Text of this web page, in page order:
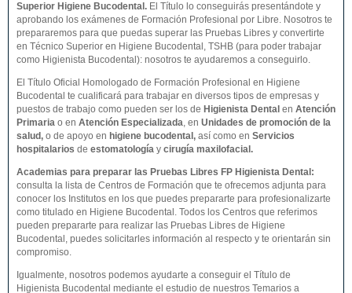
Superior Higiene Bucodental . El Título lo conseguirás presentándote y
aprobando los exámenes de Formación Profesional por Libre. Nosotros te
prepararemos para que puedas superar las Pruebas Libres y convertirte
en Técnico Superior en Higiene Bucodental, TSHB (para poder trabajar
como Higienista Bucodental): nosotros te ayudaremos a conseguirlo.
El Título Oficial Homologado de Formación Profesional en Higiene
Bucodental te cualificará para trabajar en diversos tipos de empresas y
puestos de trabajo como pueden ser los de Higienista Dental en Atención
Primaria o en Atención Especializada, en Unidades de promoción de la
salud, o de apoyo en higiene bucodental, así como en Servicios
hospitalarios de estomatología y cirugía maxilofacial.
Academias para preparar las Pruebas Libres FP Higienista Dental:
consulta la lista de Centros de Formación que te ofrecemos adjunta para
conocer los Institutos en los que puedes prepararte para profesionalizarte
como titulado en Higiene Bucodental. Todos los Centros que referimos
pueden prepararte para realizar las Pruebas Libres de Higiene
Bucodental, puedes solicitarles información al respecto y te orientarán sin
compromiso.
Igualmente, nosotros podemos ayudarte a conseguir el Título de
Higienista Bucodental mediante el estudio de nuestros Temarios a